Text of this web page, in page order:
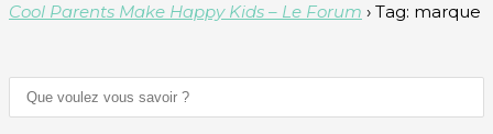
Cool Parents Make Happy Kids – Le Forum › Tag: marque